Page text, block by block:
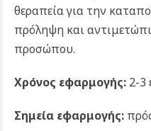
θεραπεία για την
πρόληψη και
προσώπου.
Χρόνος εφαρμογής: 2-3
Σημεία εφαρμογής: